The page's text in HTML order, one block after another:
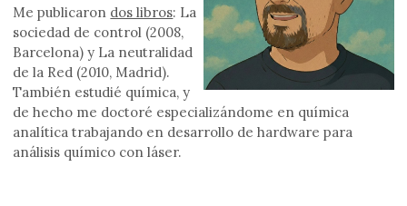
Me publicaron dos libros: La
sociedad de control (2008,
Barcelona) y La neutralidad
de la Red (2010, Madrid).
También estudié química, y
de hecho me doctoré especializándome en química
analítica trabajando en desarrollo de hardware para
análisis químico con láser.